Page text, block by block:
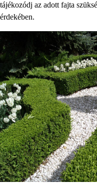
tájékozódj az adott fajta
érdekében.